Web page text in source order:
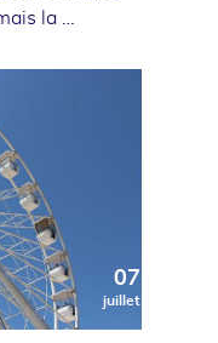
la …
07
juillet